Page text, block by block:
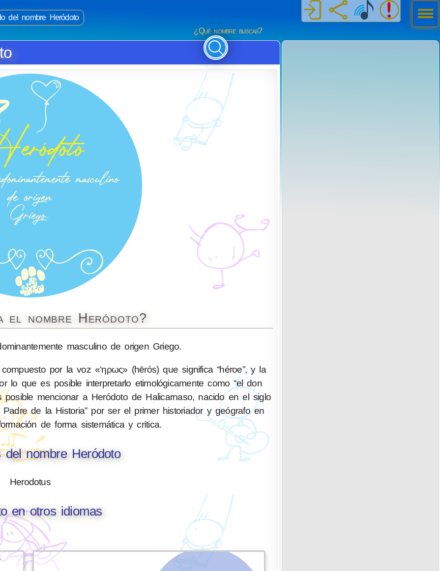
del nombre Heródoto
¿Qué nombre buscas?
el nombre Heródoto?
masculino de origen Griego.
por la voz «‘ηρως» (hērós) que significa “héroe”, y la
lo que es posible interpretarlo etimológicamente como “el don
mencionar a Heródoto de Halicarnaso, nacido en el siglo
de la Historia” por ser el primer historiador y geógrafo en
de forma sistemática y crítica.
del nombre Heródoto
Herodotus
en otros idiomas
Men
ú